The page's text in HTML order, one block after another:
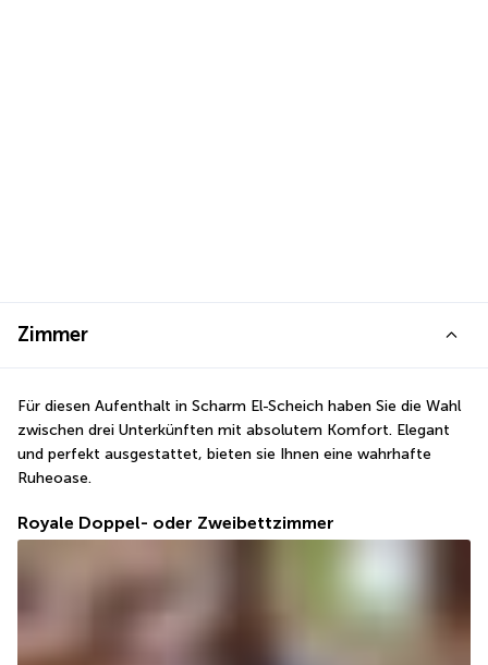
Zimmer
Für diesen Aufenthalt in Scharm El-Scheich haben Sie die Wahl
zwischen drei Unterkünften mit absolutem Komfort. Elegant
und perfekt ausgestattet, bieten sie Ihnen eine wahrhafte
Ruheoase.
Royale Doppel- oder Zweibettzimmer